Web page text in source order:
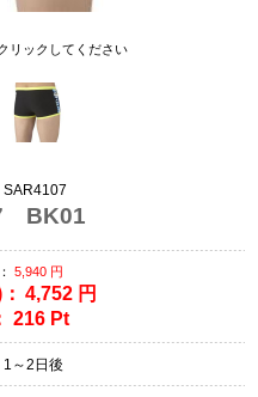
リックしてください
SAR4107
BK01
5,940円
4,752円
216Pt
～2日後